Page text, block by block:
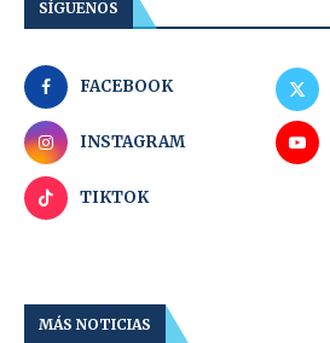
SÍGUENOS
FACEBOOK
INSTAGRAM
TIKTOK
MÁS NOTICIAS